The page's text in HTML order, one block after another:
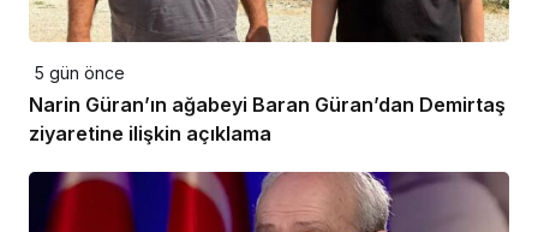
5 gün önce
Narin Güran’ın ağabeyi Baran Güran’dan Demirtaş
ziyaretine ilişkin açıklama